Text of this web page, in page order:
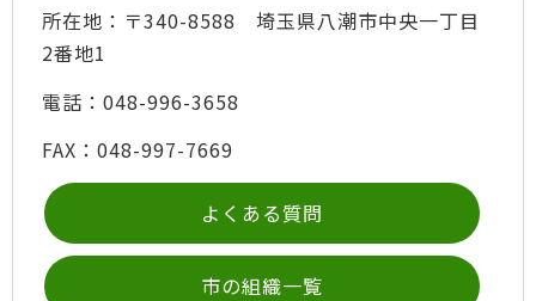
所在地：〒340-8588 埼玉県八潮市中央一丁目
2番地1
電話：048-996-3658
FAX：048-997-7669
よくある質問
市の組織一覧